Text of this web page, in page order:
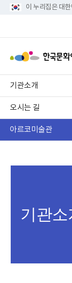
이 누리집은 대
기관소개
오시는 길
아르코미술관
기관소